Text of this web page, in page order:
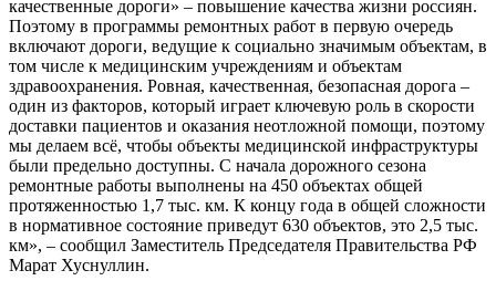
качественные дороги» – повышение качества жизни россиян.
Поэтому в программы ремонтных работ в первую очередь
включают дороги, ведущие к социально значимым объектам, в
том числе к медицинским учреждениям и объектам
здравоохранения. Ровная, качественная, безопасная дорога –
один из факторов, который играет ключевую роль в скорости
доставки пациентов и оказания неотложной помощи, поэтому
мы делаем всё, чтобы объекты медицинской инфраструктуры
были предельно доступны. С начала дорожного сезона
ремонтные работы выполнены на 450 объектах общей
протяженностью 1,7 тыс. км. К концу года в общей сложности
в нормативное состояние приведут 630 объектов, это 2,5 тыс.
км», – сообщил Заместитель Председателя Правительства РФ
Марат Хуснуллин.